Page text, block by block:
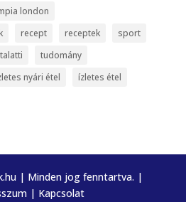
london
recept receptek
sport
tudomány
nyári étel ízletes étel
| Minden jog fenntartva. |
| Kapcsolat